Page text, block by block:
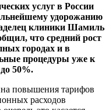
услуг в России
удорожанию
клиники Шамиль
что средний рост
городах и в
процедуры уже к
50%.
повышения тарифов
расходов